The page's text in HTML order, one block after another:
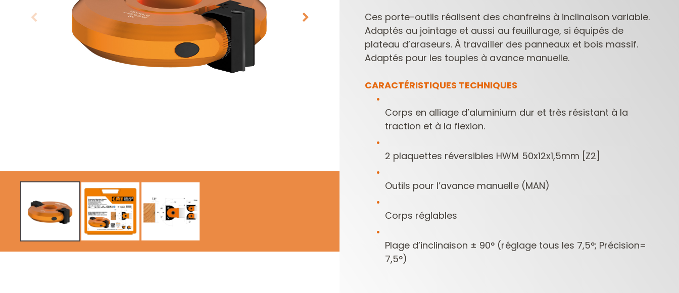
COFFRETS DE
FRAISES POUR
DÉFONCEUSES
FRAISES POUR
DÉFONCEUSES
CONTRACTOR
MÈCHES POUR
PERCEUSES
Ces porte-outils réalisent des chanfreins à inclinaison variable.
Adaptés au jointage et aussi au feuillurage, si équipés de
plateau d’araseurs. À travailler des panneaux et bois massif.
Adaptés pour les toupies à avance manuelle.
CARACTÉRISTIQUES TECHNIQUES
Corps en alliage d’aluminium dur et très résistant à la
traction et à la flexion.
2 plaquettes réversibles HWM 50x12x1,5mm [Z2]
Outils pour l’avance manuelle (MAN)
Corps réglables
Plage d’inclinaison ± 90° (réglage tous les 7,5°; Précision=
7,5°)